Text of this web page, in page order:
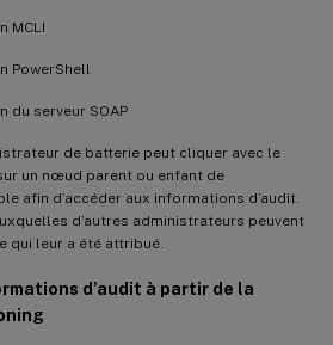
MCLI
PowerShell
du serveur SOAP
de batterie peut cliquer avec le
un nœud parent ou enfant de
afin d’accéder aux informations d’audit.
d’autres administrateurs peuvent
qui leur a été attribué.
d’audit à partir de la